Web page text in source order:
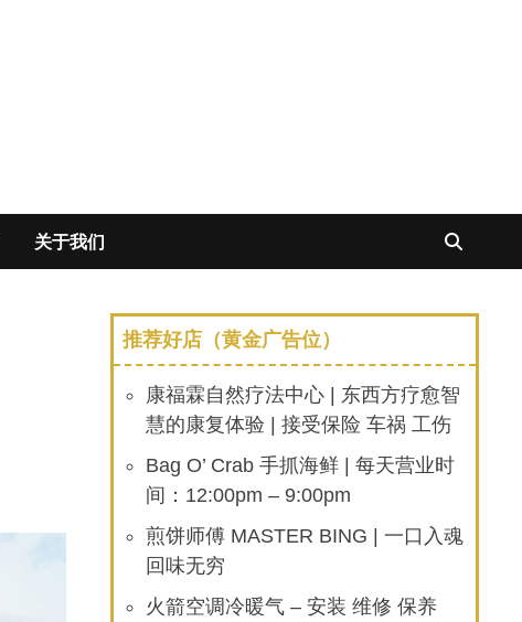
关于我们
推荐好店（黄金广告位）
康福霖自然疗法中心 | 东西方疗愈智
慧的康复体验 | 接受保险 车祸 工伤
Bag O’ Crab 手抓海鲜 | 每天营业时
间：12:00pm – 9:00pm
煎饼师傅 MASTER BING | 一口入魂
回味无穷
火箭空调冷暖气 – 安装 维修 保养